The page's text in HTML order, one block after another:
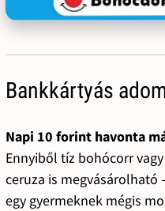
Bankkártyás
Napi 10 forint havonta
Ennyiből tíz bohócorr
ceruza is megvásárolható
egy gyermeknek mégis